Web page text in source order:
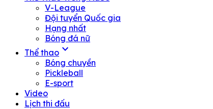
V-League
Đội tuyển Quốc gia
Hạng nhất
Bóng đá nữ
Thể thao expand_more
Bóng chuyền
Pickleball
E-sport
Video
Lịch thi đấu